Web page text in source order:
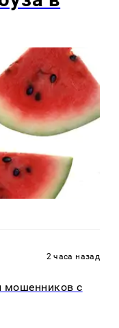
2 часа назад
мошенников с